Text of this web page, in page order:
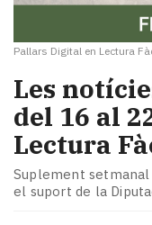
Pallars Digital en Lectura
Les
del 16 al
Lectura
Suplement setmanal
el suport de la